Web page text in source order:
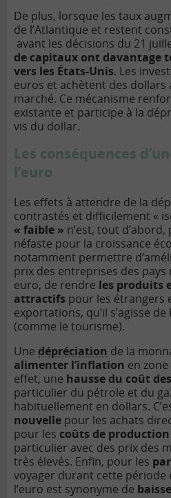
De plus, lorsque les taux
de l’Atlantique et restent
avant les décisions du 21
de capitaux ont davantage
vers les États-Unis. Les
euros et achètent des dollars
marché. Ce mécanisme
existante et participe à la
vis du dollar.
Les conséquences
l’euro
Les effets à attendre de la
contrastés et difficilement «
« faible » n’est, tout
néfaste pour la croissance
notamment permettre
prix des entreprises des pays
euro, de rendre les produits
attractifs pour les étrangers
exportations, qu’il s’agisse
(comme le tourisme).
Une dépréciation de la
alimenter l’inflation en
effet, une hausse du coût
particulier du pétrole et du
habituellement en dollars.
nouvelle pour les achats
pour les coûts de
particulier avec des prix des
très élevés. Enfin, pour les
voyager durant cette période
l’euro est synonyme de